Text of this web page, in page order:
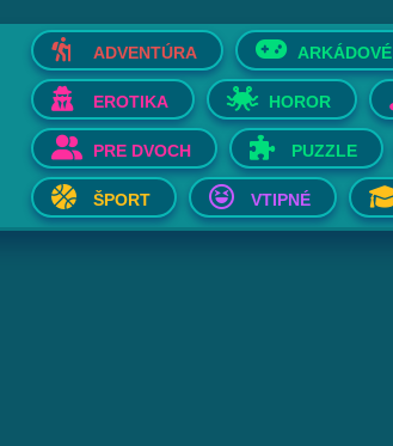
ADVENTÚRA ARKÁDOVÉ
EROTIKA HOROR
PRE DVOCH PUZZLE
ŠPORT VTIPNÉ